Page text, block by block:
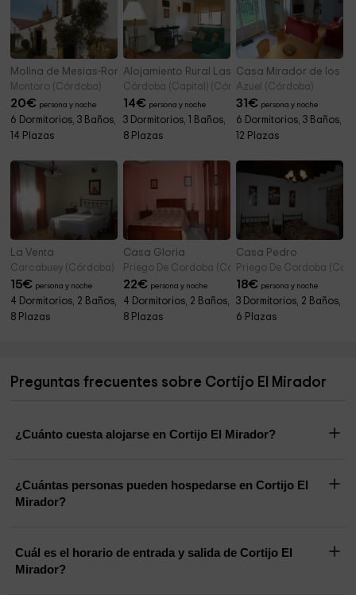
Molina de Mesias-Romero
Montoro (Córdoba)
20€ persona y noche
6 Dormitorios, 3 Baños,
14 Plazas
Alojamiento Rural Las Jaras
Córdoba (Capital) (Córdoba)
14€ persona y noche
3 Dormitorios, 1 Baños,
8 Plazas
Casa Mirador de los
Azuel (Córdoba)
31€ persona y noche
6 Dormitorios, 3 Baños,
12 Plazas
La Venta
Carcabuey (Córdoba)
15€ persona y noche
4 Dormitorios, 2 Baños,
8 Plazas
Casa Gloria
Priego De Cordoba (Córdoba)
22€ persona y noche
4 Dormitorios, 2 Baños,
8 Plazas
Casa Pedro
Priego De Cordoba
18€ persona y noche
3 Dormitorios, 2 Baños,
6 Plazas
Preguntas frecuentes sobre Cortijo El Mirador
¿Cuánto cuesta alojarse en Cortijo El Mirador?
¿Cuántas personas pueden hospedarse en Cortijo El
Mirador?
Cuál es el horario de entrada y salida de Cortijo El
Mirador?